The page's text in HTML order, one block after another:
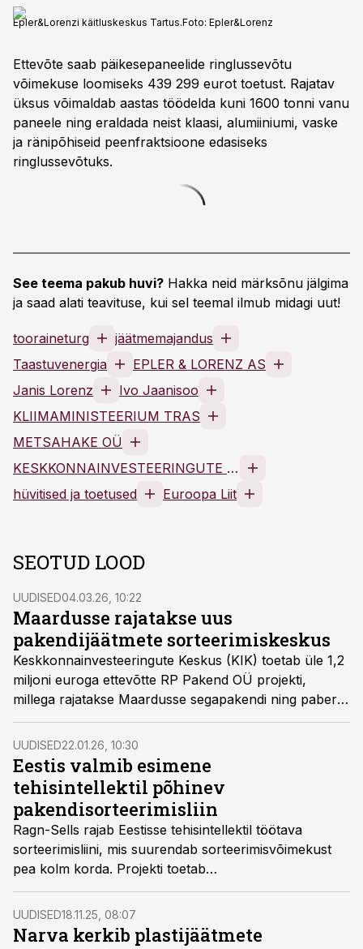
Epler&Lorenzi käitluskeskus Tartus.Foto: Epler&Lorenz
Ettevõte saab päikesepaneelide ringlussevõtu
võimekuse loomiseks 439 299 eurot toetust. Rajatav
üksus võimaldab aastas töödelda kuni 1600 tonni vanu
paneele ning eraldada neist klaasi, alumiiniumi, vaske
ja ränipõhiseid peenfraktsioone edasiseks
ringlussevõtuks.
See teema pakub huvi? Hakka neid märksõnu jälgima
ja saad alati teavituse, kui sel teemal ilmub midagi uut!
tooraineturg
jäätmemajandus
Taastuvenergia
EPLER & LORENZ AS
Janis Lorenz
Ivo Jaanisoo
KLIIMAMINISTEERIUM TRAS
METSAHAKE OÜ
KESKKONNAINVESTEERINGUTE KESKUS SA
hüvitised ja toetused
Euroopa Liit
SEOTUD LOOD
UUDISED04.03.26, 10:22
Maardusse rajatakse uus
pakendijäätmete sorteerimiskeskus
Keskkonnainvesteeringute Keskus (KIK) toetab üle 1,2
miljoni euroga ettevõtte RP Pakend OÜ projekti,
millega rajatakse Maardusse segapakendi ning paberi-
ja kartongijäätmete sorteerimiskeskus.
UUDISED22.01.26, 10:30
Eestis valmib esimene
tehisintellektil põhinev
pakendisorteerimisliin
Ragn-Sells rajab Eestisse tehisintellektil töötava
sorteerimisliini, mis suurendab sorteerimisvõimekust
pea kolm korda. Projekti toetab
Keskkonnainvesteeringute Keskus kolme miljoni
euroga.
UUDISED18.11.25, 08:07
Narva kerkib plastijäätmete